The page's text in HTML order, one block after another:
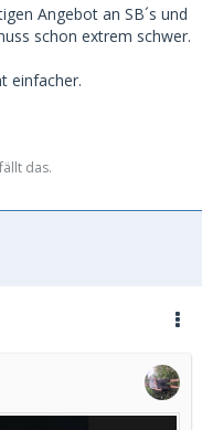
Angebot an SB´s und
schon extrem schwer.
einfacher.
das.